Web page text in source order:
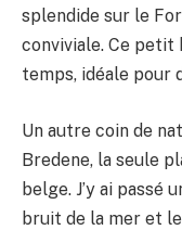
splendide sur le
conviviale. Ce petit
temps, idéale pour
Un autre coin de
Bredene, la seule
belge. J’y ai passé
bruit de la mer et